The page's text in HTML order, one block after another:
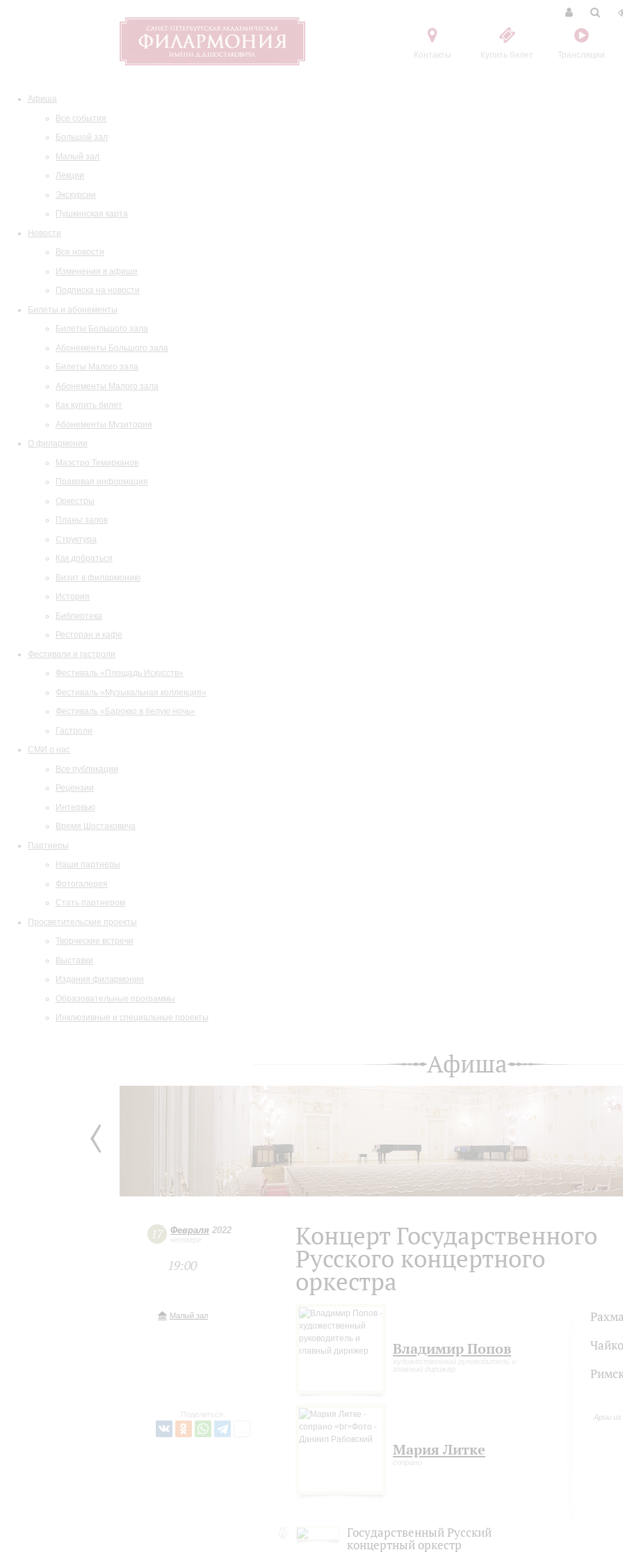
Контакты Купить билет Трансляции
Афиша
Все события
Большой зал
Малый зал
Лекции
Экскурсии
Пушкинская карта
Новости
Все новости
Изменения в афише
Подписка на новости
Билеты и абонементы
Билеты Большого зала
Абонементы Большого зала
Билеты Малого зала
Абонементы Малого зала
Как купить билет
Абонементы Музитория
О филармонии
Маэстро Темирканов
Правовая информация
Оркестры
Планы залов
Структура
Как добраться
Визит в филармонию
История
Библиотека
Ресторан и кафе
Фестивали и гастроли
Фестиваль «Площадь Искусств»
Фестиваль «Музыкальная коллекция»
Фестиваль «Барокко в белую ночь»
Гастроли
СМИ о нас
Все публикации
Рецензии
Интервью
Время Шостаковича
Партнеры
Наши партнеры
Фотогалерея
Стать партнером
Просветительские проекты
Творческие встречи
Выставки
Издания филармонии
Образовательные программы
Инклюзивные и специальные проекты
Афиша
17 Февраля 2022
четверг
19:00
Малый зал
Поделиться:
Концерт Государственного
Русского концертного
оркестра
Владимир Попов
художественный руководитель и
главный дирижер
Мария Литке
сопрано
Государственный Русский
концертный оркестр
Арии